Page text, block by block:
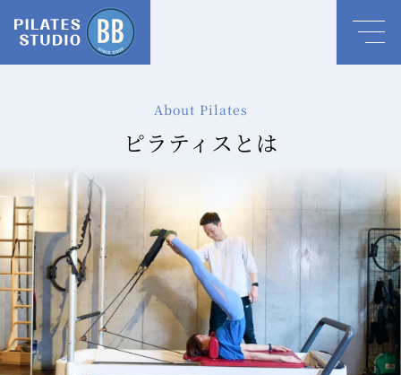
About Pilates
ピラティスとは